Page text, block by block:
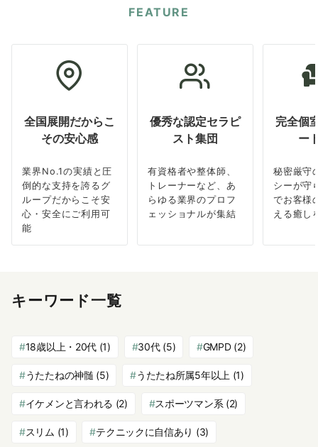
FEATURE
全国展開だからこ
その安心感
業界No.1の実績と圧
倒的な支持を誇るグ
ループだからこそ安
心・安全にご利用可
能
優秀な認定セラピ
スト集団
有資格者や整体師、
トレーナーなど、あ
らゆる業界のプロフ
ェッショナルが集結
完全個
ー
秘密厳守
シーが守
でお客様
える癒し
キーワード一覧
18歳以上・20代 (1) 30代(5) GMPD(2)
うたたねの神髄 (5) うたたね所属5年以上 (1)
イケメンと言われる (2) スポーツマン系 (2)
スリム (1) テクニックに自信あり (3)